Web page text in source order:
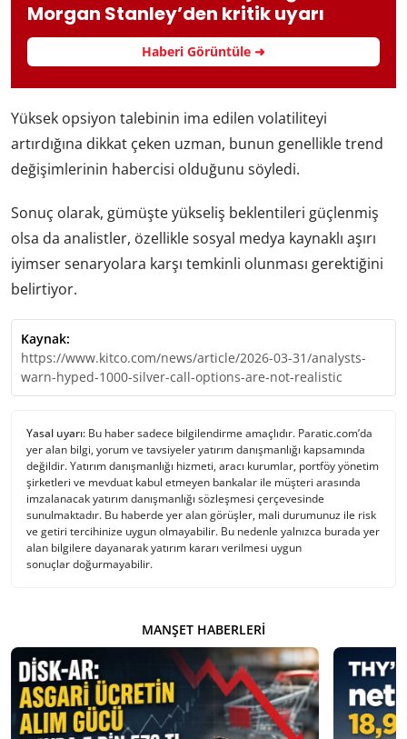
Morgan Stanley’den kritik uyarı
Haberi Görüntüle ➜
Yüksek opsiyon talebinin ima edilen volatiliteyi
artırdığına dikkat çeken uzman, bunun genellikle trend
değişimlerinin habercisi olduğunu söyledi.
Sonuç olarak, gümüşte yükseliş beklentileri güçlenmiş
olsa da analistler, özellikle sosyal medya kaynaklı aşırı
iyimser senaryolara karşı temkinli olunması gerektiğini
belirtiyor.
Kaynak:
https://www.kitco.com/news/article/2026-03-31/analysts-
warn-hyped-1000-silver-call-options-are-not-realistic
Yasal uyarı: Bu haber sadece bilgilendirme amaçlıdır. Paratic.com’da
yer alan bilgi, yorum ve tavsiyeler yatırım danışmanlığı kapsamında
değildir. Yatırım danışmanlığı hizmeti, aracı kurumlar, portföy yönetim
şirketleri ve mevduat kabul etmeyen bankalar ile müşteri arasında
imzalanacak yatırım danışmanlığı sözleşmesi çerçevesinde
sunulmaktadır. Bu haberde yer alan görüşler, mali durumunuz ile risk
ve getiri tercihinize uygun olmayabilir. Bu nedenle yalnızca burada yer
alan bilgilere dayanarak yatırım kararı verilmesi uygun
sonuçlar doğurmayabilir.
MANŞET HABERLERI